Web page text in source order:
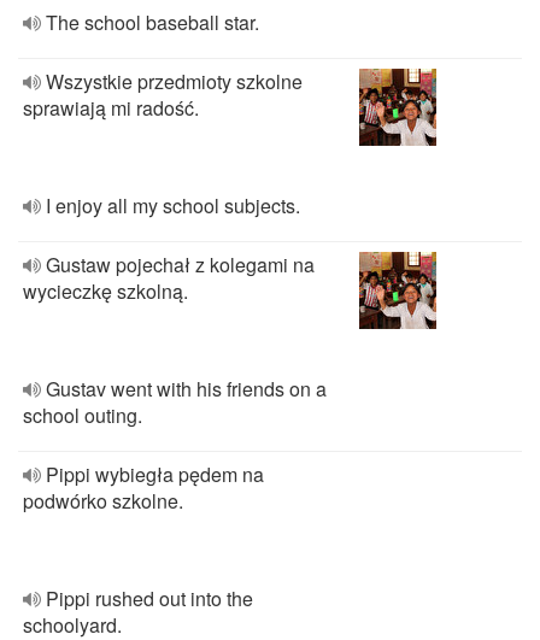
The school baseball star.
Wszystkie przedmioty szkolne
sprawiają mi radość.
I enjoy all my school subjects.
Gustaw pojechał z kolegami na
wycieczkę szkolną.
Gustav went with his friends on a
school outing.
Pippi wybiegła pędem na
podwórko szkolne.
Pippi rushed out into the
schoolyard.